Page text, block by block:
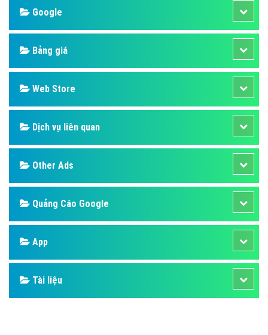
Google
Bảng giá
Web Store
Dịch vụ liên quan
Other Ads
Quảng Cáo Google
App
Tài liệu